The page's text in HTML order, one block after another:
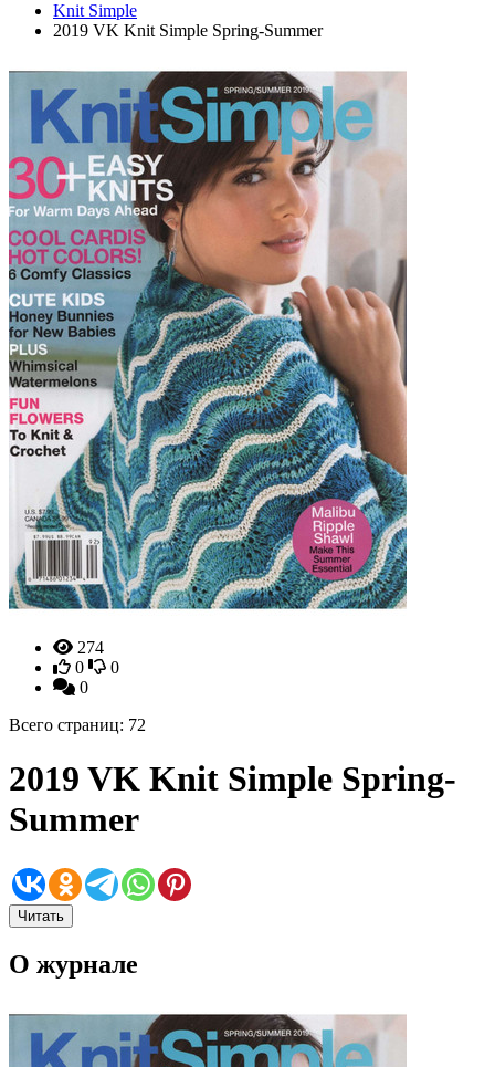
Knit Simple
2019 VK Knit Simple Spring-Summer
274
0
0
0
Всего страниц: 72
2019 VK Knit Simple Spring-
Summer
Читать
О журнале